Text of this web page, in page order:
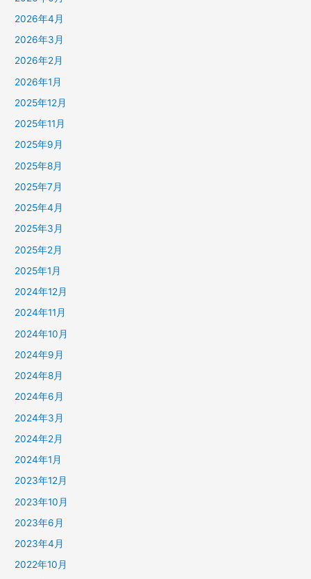
2026年4月
2026年3月
2026年2月
2026年1月
2025年12月
2025年11月
2025年9月
2025年8月
2025年7月
2025年4月
2025年3月
2025年2月
2025年1月
2024年12月
2024年11月
2024年10月
2024年9月
2024年8月
2024年6月
2024年3月
2024年2月
2024年1月
2023年12月
2023年10月
2023年6月
2023年4月
2022年10月